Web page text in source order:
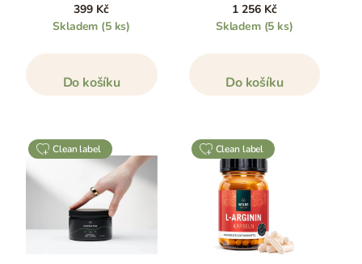
399 Kč
Skladem (5 ks)
Do košíku
1 256 Kč
Skladem (5 ks)
Do košíku
clean label clean label